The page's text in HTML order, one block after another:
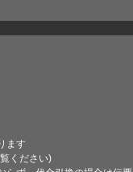
ます
ください)